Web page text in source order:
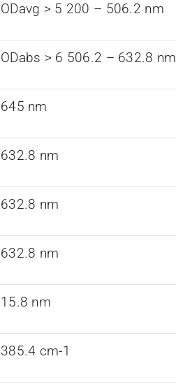
ODavg > 5 200 – 506.2 nm
ODabs > 6 506.2 – 632.8 nm
645 nm
632.8 nm
632.8 nm
632.8 nm
15.8 nm
385.4 cm-1